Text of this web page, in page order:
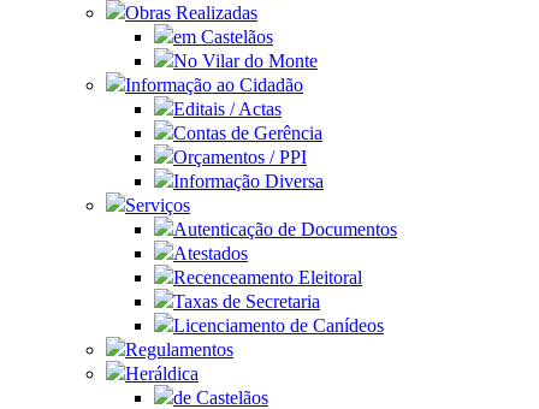
Obras Realizadas
em Castelãos
No Vilar do Monte
Informação ao Cidadão
Editais / Actas
Contas de Gerência
Orçamentos / PPI
Informação Diversa
Serviços
Autenticação de Documentos
Atestados
Recenceamento Eleitoral
Taxas de Secretaria
Licenciamento de Canídeos
Regulamentos
Heráldica
de Castelãos